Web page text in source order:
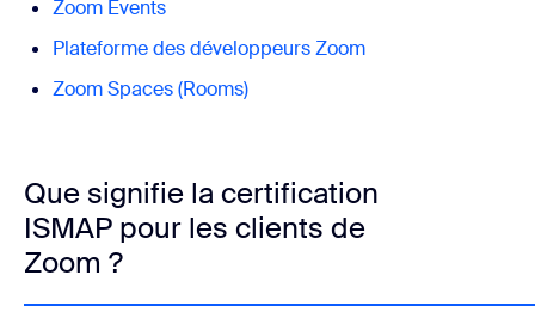
Zoom Events
Plateforme des développeurs Zoom
Zoom Spaces (Rooms)
Que signifie la certification
ISMAP pour les clients de
Zoom ?